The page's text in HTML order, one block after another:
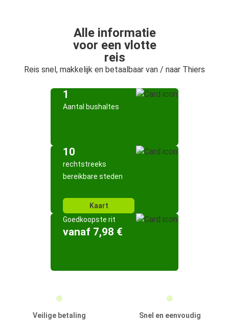
Alle informatie
voor een vlotte
reis
Reis snel, makkelijk en betaalbaar van / naar Thiers
1
Aantal bushaltes
10
rechtstreeks
bereikbare steden
Kaart
Goedkoopste rit
vanaf 7,98 €
Veilige betaling
Snel en eenvoudig